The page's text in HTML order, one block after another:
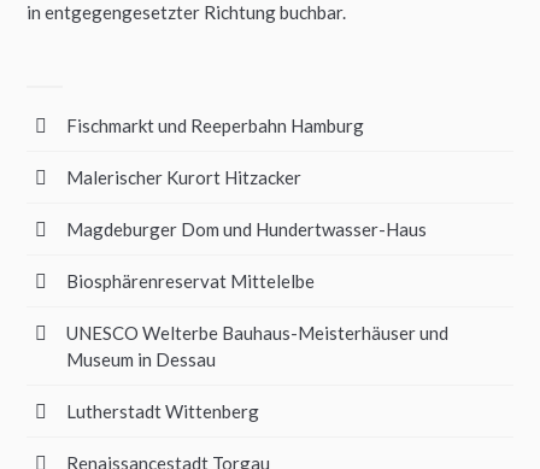
in entgegengesetzter Richtung buchbar.
Fischmarkt und Reeperbahn Hamburg
Malerischer Kurort Hitzacker
Magdeburger Dom und Hundertwasser-Haus
Biosphärenreservat Mittelelbe
UNESCO Welterbe Bauhaus-Meisterhäuser und
Museum in Dessau
Lutherstadt Wittenberg
Renaissancestadt Torgau